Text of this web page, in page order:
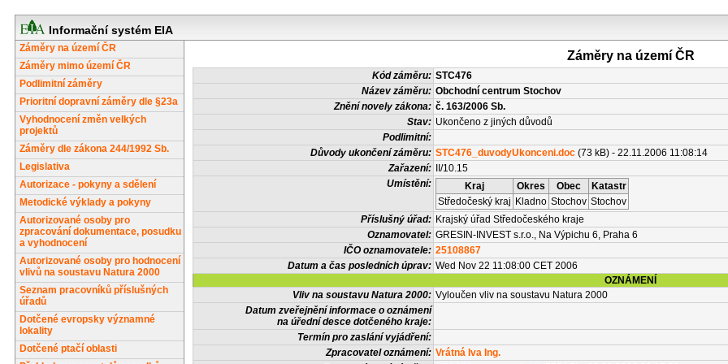
Informační systém EIA
Záměry na území ČR
Záměry mimo území ČR
Podlimitní záměry
Prioritní dopravní záměry dle §23a
Vyhodnocení změn velkých
projektů
Záměry dle zákona 244/1992 Sb.
Legislativa
Autorizace - pokyny a sdělení
Metodické výklady a pokyny
Autorizované osoby pro
zpracování dokumentace, posudku
a vyhodnocení
Autorizované osoby pro hodnocení
vlivů na soustavu Natura 2000
Seznam pracovníků příslušných
úřadů
Dotčené evropsky významné
lokality
Dotčené ptačí oblasti
Záměry na území ČR
Kód záměru: STC476
Název záměru: Obchodní centrum Stochov
Znění novely zákona: č. 163/2006 Sb.
Stav: Ukončeno z jiných důvodů
Podlimitní:
Důvody ukončení záměru: STC476_duvodyUkonceni.doc (73 kB) - 22.11.2006 11:08:14
Zařazení:
II/10.15
Umístění:
Kraj Okres Obec
Katastr
Středočeský kraj Kladno Stochov Stochov
Příslušný úřad: Krajský úřad Středočeského kraje
Oznamovatel: GRESIN-INVEST s.r.o., Na Výpichu 6, Praha 6
IČO oznamovatele: 25108867
Datum a čas posledních úprav: Wed Nov 22 11:08:00 CET 2006
OZNÁMENÍ
Vliv na soustavu Natura 2000: Vyloučen vliv na soustavu Natura 2000
Datum zveřejnění informace o oznámení
na úřední desce dotčeného kraje:
Termín pro zaslání vyjádření:
Zpracovatel oznámení: Vrátná Iva Ing.